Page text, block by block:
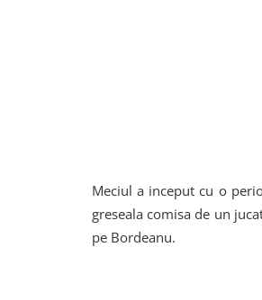
Meciul a inceput cu o
greseala comisa de un
pe Bordeanu.